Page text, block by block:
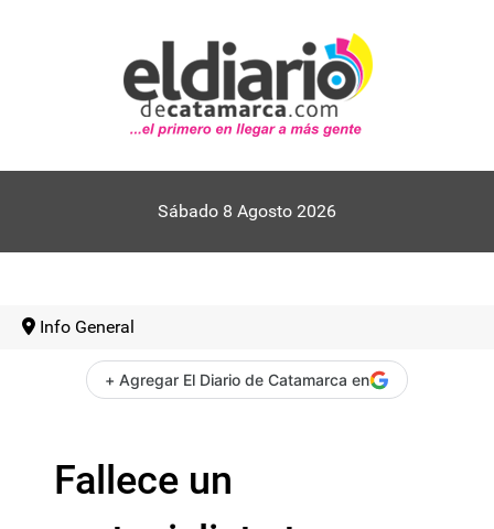
Sábado 8 Agosto 2026
Info General
+ Agregar El Diario de Catamarca en
Fallece un